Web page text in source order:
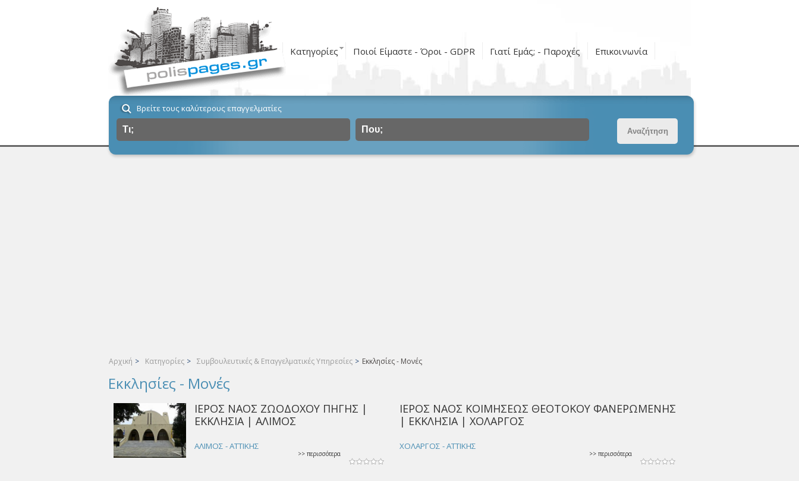
Κατηγορίες Ποιοί Είμαστε - Όροι - GDPR Γιατί Εμάς; - Παροχές Επικοινωνία
Βρείτε τους καλύτερους επαγγελματίες
Αρχική > Κατηγορίες > Συμβουλευτικές & Επαγγελματικές Υπηρεσίες > Εκκλησίες - Μονές
Εκκλησίες - Μονές
ΙΕΡΟΣ ΝΑΟΣ ΖΩΟΔΟΧΟΥ ΠΗΓΗΣ |
ΕΚΚΛΗΣΙΑ | ΑΛΙΜΟΣ
ΑΛΙΜΟΣ - ΑΤΤΙΚΗΣ
>> περισσότερα
ΙΕΡΟΣ ΝΑΟΣ ΚΟΙΜΗΣΕΩΣ ΘΕΟΤΟΚΟΥ ΦΑΝΕΡΩΜΕΝΗΣ
| ΕΚΚΛΗΣΙΑ | ΧΟΛΑΡΓΟΣ
ΧΟΛΑΡΓΟΣ - ΑΤΤΙΚΗΣ
>> περισσότερα